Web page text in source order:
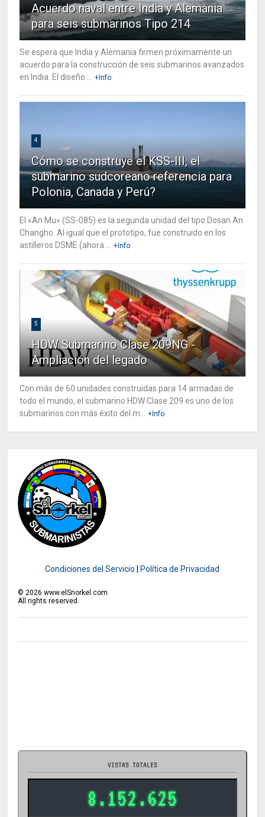
Acuerdo naval entre India y Alemania
para seis submarinos Tipo 214
Se espera que India y Alemania firmen próximamente un
acuerdo para la construcción de seis submarinos avanzados
en India. El diseño ...
+Info
4
Cómo se construye el KSS-III, el
submarino sudcoreano referencia para
Polonia, Canada y Perú?
El «An Mu» (SS-085) es la segunda unidad del tipo Dosan An
Changho. Al igual que el prototipo, fue construido en los
astilleros DSME (ahora ...
+Info
5
HDW Submarino Clase 209NG -
Ampliación del legado
Con más de 60 unidades construidas para 14 armadas de
todo el mundo, el submarino HDW Clase 209 es uno de los
submarinos con más éxito del m...
+Info
Condiciones del Servicio Política de Privacidad
©2026 www.elSnorkel.com
All rights reserved.
VISTAS TOTALES
8.152.625